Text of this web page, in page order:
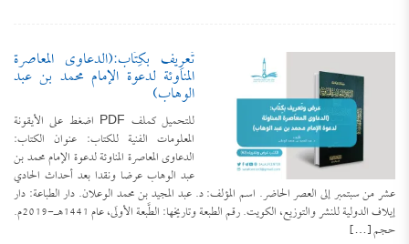
تَعرِيف بكِتَاب:(الدعاوى المعاصرة
المناوئة لدعوة الإمام محمد بن عبد
الوهاب)
للتحميل كملف PDF اضغط على الأيقونة
المعلومات الفنية للكتاب: عنوان الكتاب:
الدعاوى المعاصرة المناوئة لدعوة الإمام محمد بن
عبد الوهاب عرضا ونقدا بعد أحداث الحادي
عشر من سبتمبر إلى العصر الحاضر. اسم المؤلف: د. عبد المجيد بن محمد الوعلان. دار الطباعة: دار
إيلاف الدولية للنشر والتوزيع، الكويت. رقم الطبعة وتاريخها: الطَّبعة الأولَى، عام 1441هـ-2019م.
حجم […]